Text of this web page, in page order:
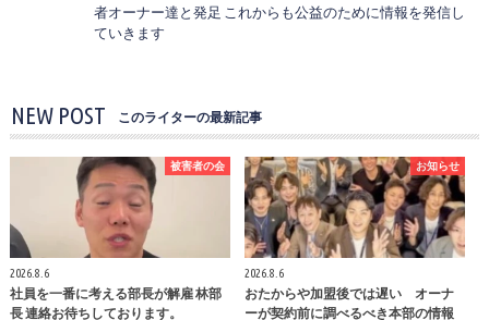
者オーナー達と発足 これからも公益のために情報を発信し
ていきます
NEW POST このライターの最新記事
被害者の会
2026.8.6
社員を一番に考える部長が解雇 林部
長 連絡お待ちしております。
お知らせ
2026.8.6
おたからや加盟後では遅い オーナ
ーが契約前に調べるべき本部の情報